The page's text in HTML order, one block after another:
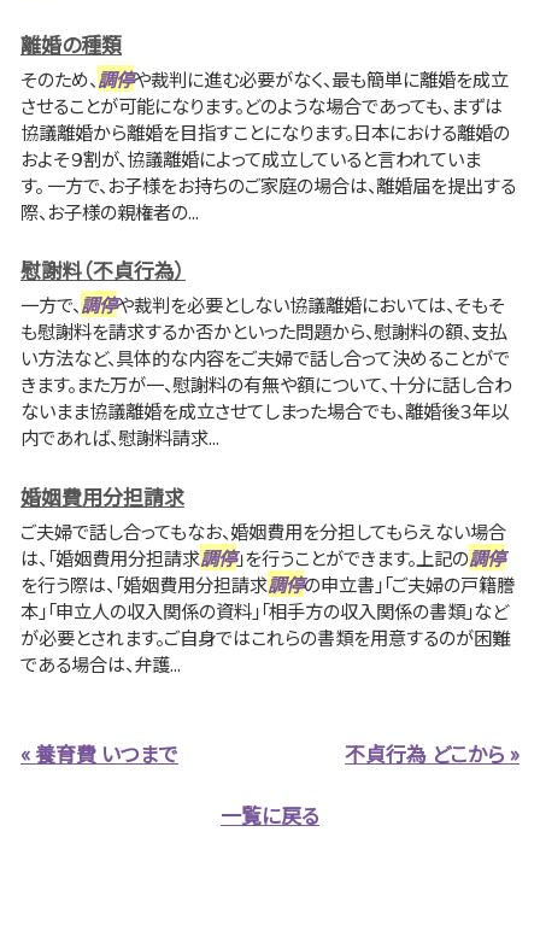
離婚の種類
そのため、調停や裁判に進む必要がなく、最も簡単に離婚を成立
させることが可能になります。どのような場合であっても、まずは
協議離婚から離婚を目指すことになります。日本における離婚の
およそ９割が、協議離婚によって成立していると言われていま
す。 一方で、お子様をお持ちのご家庭の場合は、離婚届を提出する
際、お子様の親権者の...
慰謝料（不貞行為）
一方で、調停や裁判を必要としない協議離婚においては、そもそ
も慰謝料を請求するか否かといった問題から、慰謝料の額、支払
い方法など、具体的な内容をご夫婦で話し合って決めることがで
きます。また万が一、慰謝料の有無や額について、十分に話し合わ
ないまま協議離婚を成立させてしまった場合でも、離婚後３年以
内であれば、慰謝料請求...
婚姻費用分担請求
ご夫婦で話し合ってもなお、婚姻費用を分担してもらえない場合
は、「婚姻費用分担請求調停」を行うことができます。上記の調停
を行う際は、「婚姻費用分担請求調停の申立書」「ご夫婦の戸籍謄
本」「申立人の収入関係の資料」「相手方の収入関係の書類」など
が必要とされます。ご自身ではこれらの書類を用意するのが困難
である場合は、弁護...
« 養育費 いつまで 不貞行為 どこから »
一覧に戻る